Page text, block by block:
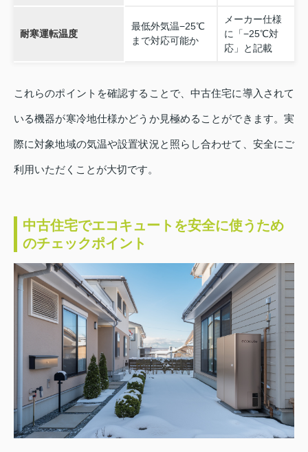
耐寒運転温度
最低外気温−25℃
まで対応可能か
メーカー仕様
に「−25℃対
応」と記載
これらのポイントを確認することで、中古住宅に導入されて
いる機器が寒冷地仕様かどうか見極めることができます。実
際に対象地域の気温や設置状況と照らし合わせて、安全にご
利用いただくことが大切です。
中古住宅でエコキュートを安全に使うため
のチェックポイント